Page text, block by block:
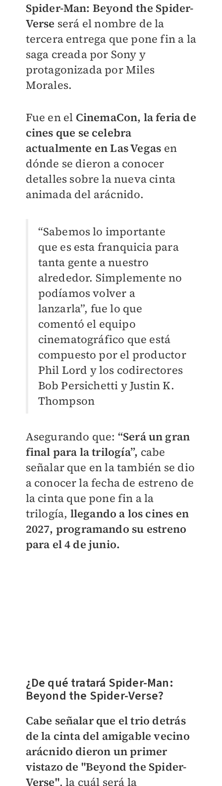
Spider-Man: Beyond the Spider-
Verse será el nombre de la
tercera entrega que pone fin a la
saga creada por Sony y
protagonizada por Miles
Morales.
Fue en el CinemaCon, la feria de
cines que se celebra
actualmente en Las Vegas en
dónde se dieron a conocer
detalles sobre la nueva cinta
animada del arácnido.
“Sabemos lo importante
que es esta franquicia para
tanta gente a nuestro
alrededor. Simplemente no
podíamos volver a
lanzarla”, fue lo que
comentó el equipo
cinematográfico que está
compuesto por el productor
Phil Lord y los codirectores
Bob Persichetti y Justin K.
Thompson
Asegurando que: “Será un gran
final para la trilogía”, cabe
señalar que en la también se dio
a conocer la fecha de estreno de
la cinta que pone fin a la
trilogía, llegando a los cines en
2027, programando su estreno
para el 4 de junio.
¿De qué tratará Spider-Man:
Beyond the Spider-Verse?
Cabe señalar que el trio detrás
de la cinta del amigable vecino
arácnido dieron un primer
vistazo de "Beyond the Spider-
Verse", la cuál será la